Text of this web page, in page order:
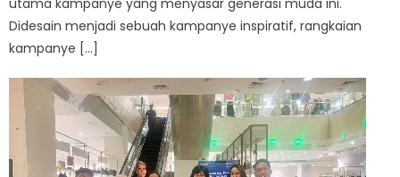
Didesain menjadi sebuah kampanye inspiratif, rangkaian
kampanye […]